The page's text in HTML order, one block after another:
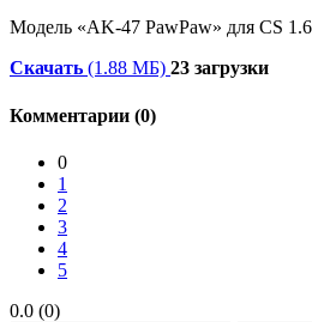
Модель «AK-47 PawPaw» для CS 1.6
Скачать (1.88 МБ) 23 загрузки
Комментарии (0)
0
1
2
3
4
5
0.0 (0)